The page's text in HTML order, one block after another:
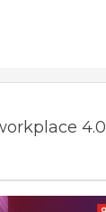
4.0